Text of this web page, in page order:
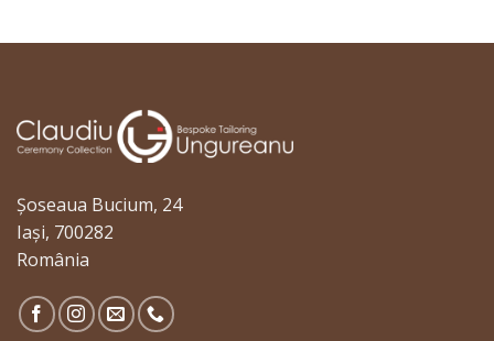
Șoseaua Bucium, 24
Iași, 700282
România